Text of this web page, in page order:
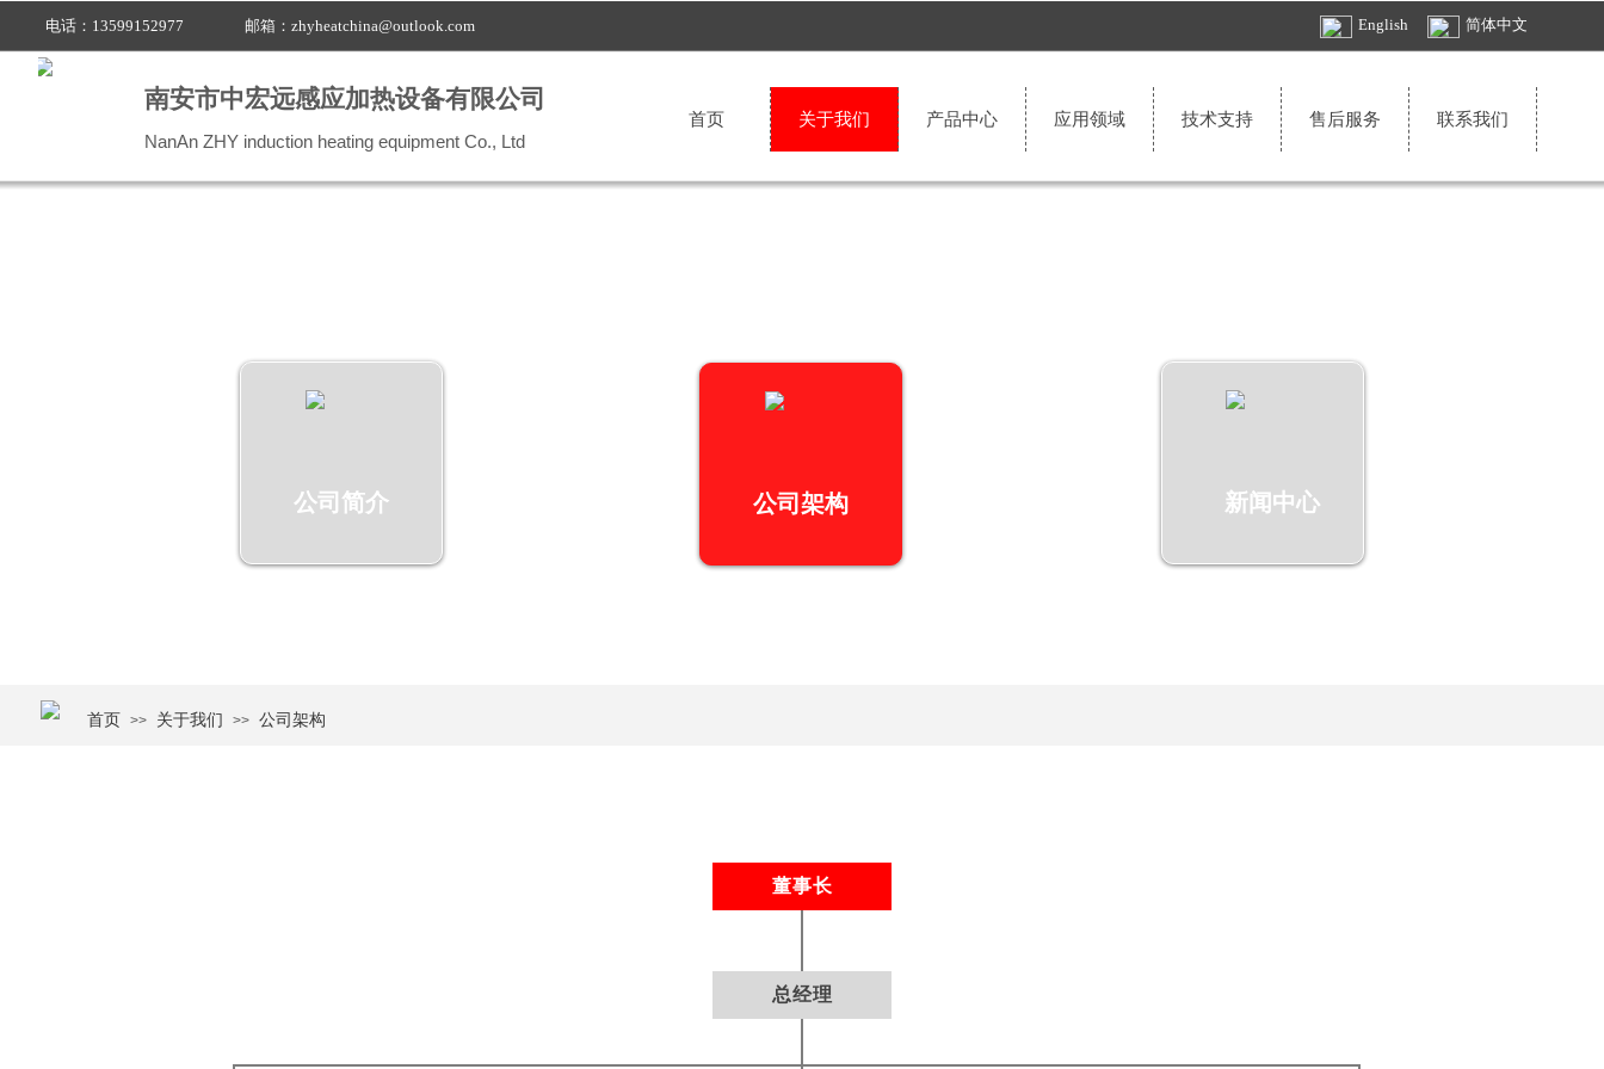
English 简体中文
首页 关于我们 产品中心 应用领域 技术支持 售后服务 联系我们
电话：13599152977 邮箱： zhyheatchina@outlook.com
南安市中宏远感应加热设备有限公司
NanAn ZHY induction heating equipment Co., Ltd
公司简介
新闻中心
公司架构
首页 >> 关于我们 >> 公司架构
董事长
总经理